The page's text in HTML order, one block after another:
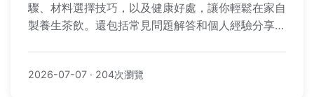
驟、材料選擇技巧，以及健康好處，讓你輕鬆在家自
製養生茶飲。還包括常見問題解答和個人經驗分享，
2026-07-07 · 204次瀏覽